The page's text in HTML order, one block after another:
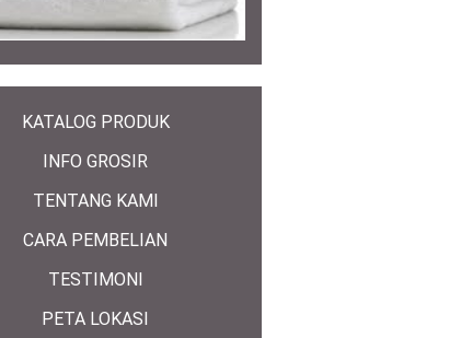
KATALOG PRODUK
INFO GROSIR
TENTANG KAMI
CARA PEMBELIAN
TESTIMONI
PETA LOKASI